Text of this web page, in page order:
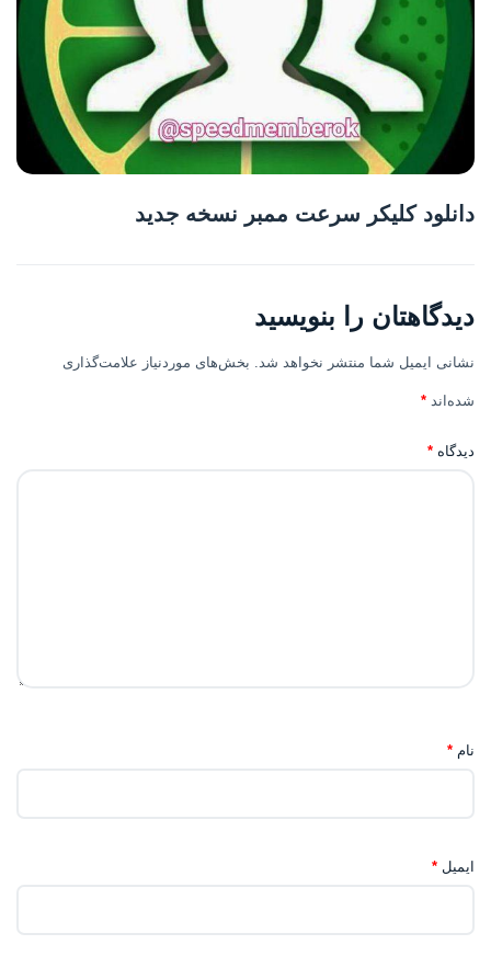
دانلود کلیکر سرعت ممبر نسخه جدید
دیدگاهتان را بنویسید
نشانی ایمیل شما منتشر نخواهد شد. بخش‌های موردنیاز علامت‌گذاری
شده‌اند *
دیدگاه *
نام *
ایمیل *